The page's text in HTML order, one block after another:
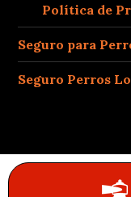
Política de
Seguro para
Seguro Perros